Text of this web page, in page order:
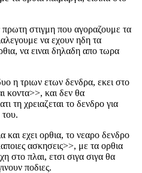
πρωτη στιγμη που αγοραζουμε τα
να εχουν ηδη τα
να ειναι δηλαδη απο τωρα
η τριων ετων δενδρα, εκει στο
κοντα>>, και δεν θα
τη χρειαζεται το δενδρο για
και εχει ορθια, το νεαρο δενδρο
ασκησεις>>, με τα ορθια
στο πλαι, ετσι σιγα σιγα θα
ποδιες.